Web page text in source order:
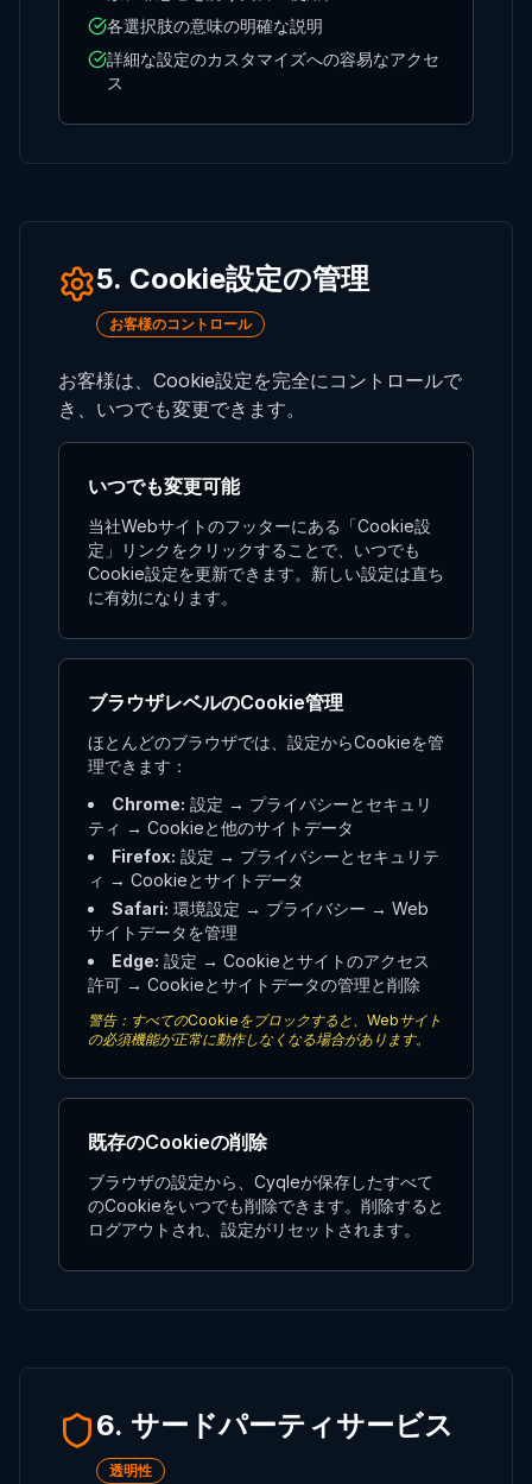
各選択肢の意味の明確な説明
詳細な設定のカスタマイズへの容易なアクセ
ス
5. Cookie設定の管理
お客様のコントロール
お客様は、Cookie設定を完全にコントロールで
き、いつでも変更できます。
いつでも変更可能
当社Webサイトのフッターにある「Cookie設
定」リンクをクリックすることで、いつでも
Cookie設定を更新できます。新しい設定は直ち
に有効になります。
ブラウザレベルのCookie管理
ほとんどのブラウザでは、設定からCookieを管
理できます：
Chrome: 設定 → プライバシーとセキュリ
ティ → Cookieと他のサイトデータ
Firefox: 設定 → プライバシーとセキュリテ
ィ → Cookieとサイトデータ
Safari: 環境設定 → プライバシー → Web
サイトデータを管理
Edge: 設定 → Cookieとサイトのアクセス
許可 → Cookieとサイトデータの管理と削除
警告：すべてのCookieをブロックすると、Webサイト
の必須機能が正常に動作しなくなる場合があります。
既存のCookieの削除
ブラウザの設定から、Cyqleが保存したすべて
のCookieをいつでも削除できます。削除すると
ログアウトされ、設定がリセットされます。
6. サードパーティサービス
透明性